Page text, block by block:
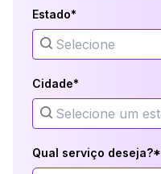
Estado*
Cidade*
Qual serviço deseja?*